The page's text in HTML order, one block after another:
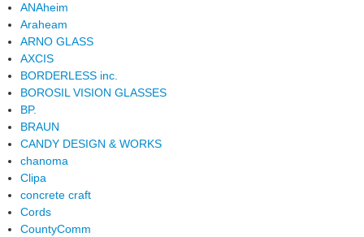
ANAheim
Araheam
ARNO GLASS
AXCIS
BORDERLESS inc.
BOROSIL VISION GLASSES
BP.
BRAUN
CANDY DESIGN & WORKS
chanoma
Clipa
concrete craft
Cords
CountyComm